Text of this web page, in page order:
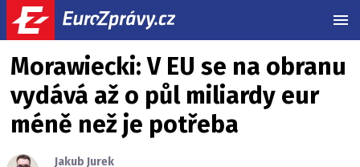
Morawiecki: V EU se na obranu
vydává až o půl miliardy eur
méně než je potřeba
Jakub Jurek